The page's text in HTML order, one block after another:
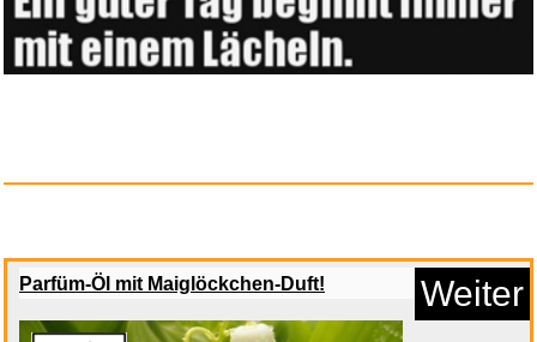
Parfüm-Öl mit Maiglöckchen-Duft! Weiter